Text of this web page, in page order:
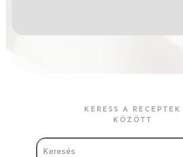
KERESS A RECEPTEK
KÖZÖTT